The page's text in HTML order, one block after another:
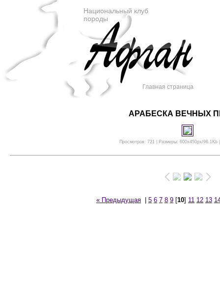
Национальный клуб
породы
Главная страница
АРАБЕСКА ВЕЧНЫХ
Просмотров: 721 | Размеры: 600x450px/96.1Kb
« Предыдущая 5 6 7 8 9 [10] 11 12 13